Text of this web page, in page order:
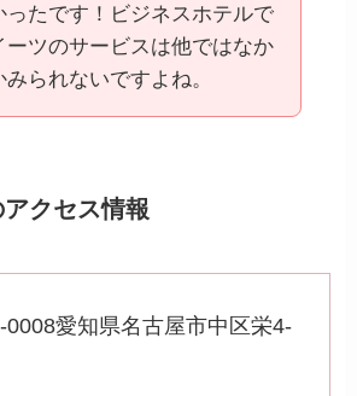
ったです！ビジネスホテルで
ーツのサービスは他ではなか
みられないですよね。
クセス情報
0008愛知県名古屋市中区栄4-